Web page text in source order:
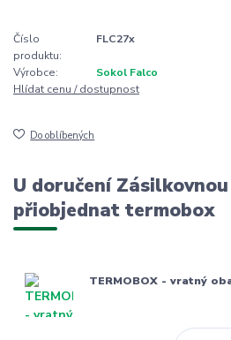
Číslo
produktu:
FLC27x
Výrobce:
Sokol Falco
Hlídat cenu / dostupnost
Do oblíbených
U doručení
přiobjednat termobox
TERMOBOX - vratný